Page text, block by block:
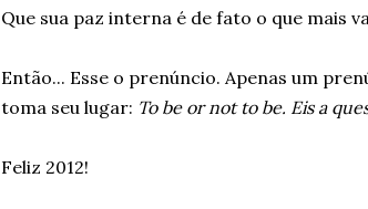
Que sua paz interna é de fato o que mais
Então... Esse o prenúncio. Apenas um
toma seu lugar: To be or not to be. Eis a
Feliz 2012!